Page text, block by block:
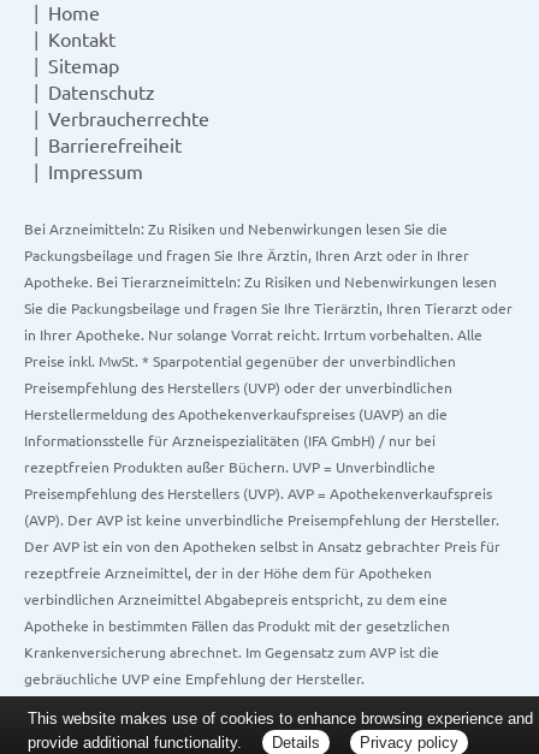
Home
Kontakt
Sitemap
Datenschutz
Verbraucherrechte
Barrierefreiheit
Impressum
Bei Arzneimitteln: Zu Risiken und Nebenwirkungen lesen Sie die
Packungsbeilage und fragen Sie Ihre Ärztin, Ihren Arzt oder in Ihrer
Apotheke. Bei Tierarzneimitteln: Zu Risiken und Nebenwirkungen lesen
Sie die Packungsbeilage und fragen Sie Ihre Tierärztin, Ihren Tierarzt oder
in Ihrer Apotheke. Nur solange Vorrat reicht. Irrtum vorbehalten. Alle
Preise inkl. MwSt. * Sparpotential gegenüber der unverbindlichen
Preisempfehlung des Herstellers (UVP) oder der unverbindlichen
Herstellermeldung des Apothekenverkaufspreises (UAVP) an die
Informationsstelle für Arzneispezialitäten (IFA GmbH) / nur bei
rezeptfreien Produkten außer Büchern. UVP = Unverbindliche
Preisempfehlung des Herstellers (UVP). AVP = Apothekenverkaufspreis
(AVP). Der AVP ist keine unverbindliche Preisempfehlung der Hersteller.
Der AVP ist ein von den Apotheken selbst in Ansatz gebrachter Preis für
rezeptfreie Arzneimittel, der in der Höhe dem für Apotheken
verbindlichen Arzneimittel Abgabepreis entspricht, zu dem eine
Apotheke in bestimmten Fällen das Produkt mit der gesetzlichen
Krankenversicherung abrechnet. Im Gegensatz zum AVP ist die
gebräuchliche UVP eine Empfehlung der Hersteller.
This website makes use of cookies to enhance browsing experience and
provide additional functionality.
Details Privacy policy